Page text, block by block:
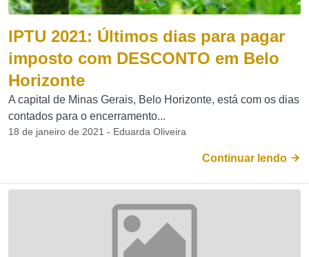
IPTU 2021: Últimos dias para pagar
imposto com DESCONTO em Belo
Horizonte
A capital de Minas Gerais, Belo Horizonte, está com os dias
contados para o encerramento...
18 de janeiro de 2021 - Eduarda Oliveira
Continuar lendo